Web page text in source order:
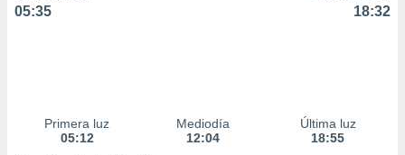
05:35 18:32
Primera luz
05:12
Mediodía
12:04
Última luz
18:55